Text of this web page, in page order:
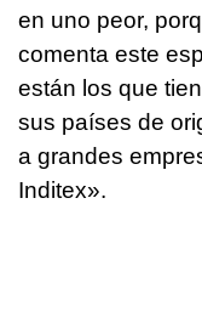
en uno peor,
comenta este
están los que
sus países de
a grandes
Inditex».